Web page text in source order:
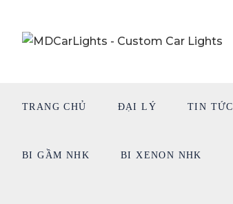
TRANG CHỦ ĐẠI LÝ TIN TỨC
BI GẦM NHK BI XENON NHK